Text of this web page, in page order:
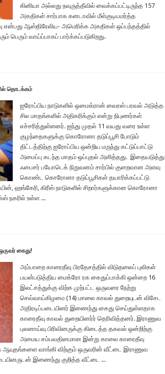
கினியா அல்லது நவுருத்தீவில் வைக்கப்பட்டிருந்த 157
அகதிகள் சார்பாக கனடாவில் மீள்குடியமர்த்த
என்பது ஆஸ்திரேலிய- அமெரிக்க அகதிகள் ஒப்பந்தத்தில்
பெரும் வாய்ப்பாகப் பார்க்கப்படுகிறது.
தொடக்கம்
ஐரோப்பிய நாடுகளில் ஒமைக்ரான் வைரஸ் பரவல் அடுத்த
சில மாதங்களில் அதிகரிக்கும் என்று நிபுணர்கள்
எச்சரித்துள்ளனர். ஐந்து முதல் 11 வயது வரை உள்ள
குழந்தைகளுக்கு கொரோனா தடுப்பூசி போடும்
திட்டத்திற்கு ஐரோப்பிய ஒன்றிய மருந்து கட்டுப்பாட்டு
அமைப்பு கடந்த மாதம் ஒப்புதல் அளித்தது. இதையடுத்து
ஃபைசர் பயோடெக் நிறுவனம் சார்பில் குறைவான அளவு
கொண்ட கொரோனா தடுப்பூசிகள் தயாரிக்கப்பட்டு
ஹங்கேரி, கிரீஸ் நாடுகளில் சிறார்களுக்கான கொரோனா
நகரில் உள்ள ...
கைது!
அம்பாறை காரைதீவு பிரதேசத்தில் விடுதலைப் புலிகள்
பயன்படுத்திய மைக்ரோ ரக கைதுப்பாக்கி ஒன்றை 16
இலட்சத்துக்கு விற்க முற்பட்ட ஒருவரை நேற்று
செவ்வாய்கிழமை (14) மாலை காவல் துறையுடன் விசேட
அதிரடிப்படையினர் இணைந்து கைது செய்துள்ளதாக
காரைதீவு காவல் துறையினர்ர் தெரிவித்தனர். இராணுவ
புலனாய்வு பிரிவினருக்கு கிடைத்த தகவல் ஒன்றிற்கு
அமைய சம்பவதினமான இன்று காலை காரைதீவு
ஆயுதங்களை வாங்கி விற்கும் ஒருவரின் வீட்டை இராணுவ
இணைந்து குறித்த வீட்டை ...